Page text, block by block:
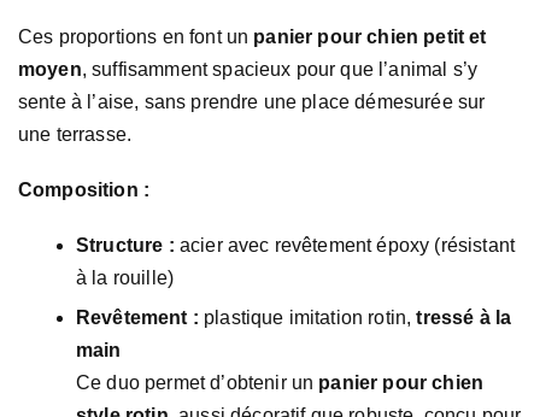
Ces proportions en font un panier pour chien petit et
moyen, suffisamment spacieux pour que l’animal s’y
sente à l’aise, sans prendre une place démesurée sur
une terrasse.
Composition :
Structure : acier avec revêtement époxy (résistant
à la rouille)
Revêtement : plastique imitation rotin,tressé à la
main
Ce duo permet d’obtenir un panier pour chien